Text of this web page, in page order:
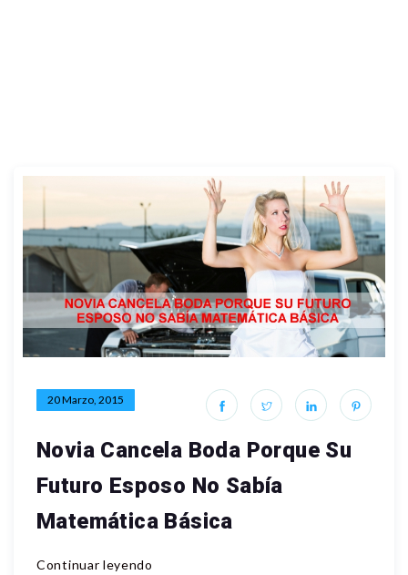
20 Marzo, 2015
Novia Cancela Boda Porque Su
Futuro Esposo No Sabía
Matemática Básica
Continuar leyendo